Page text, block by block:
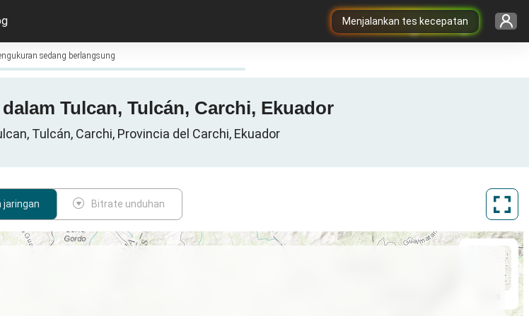
Menjalankan tes kecepatan
sedang berlangsung
Tulcan, Tulcán, Carchi, Ekuador
Tulcán, Carchi, Provincia del Carchi, Ekuador
jaringan Bitrate unduhan